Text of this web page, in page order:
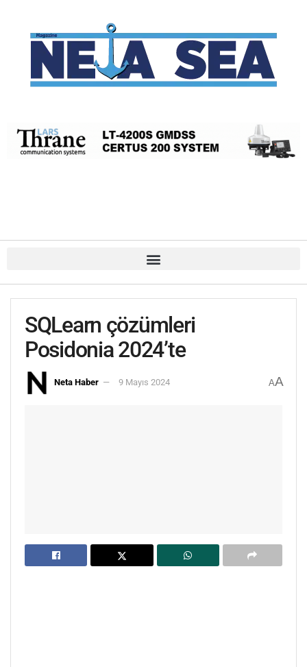
SQLearn çözümleri
Posidonia 2024’te
Neta Haber 9 Mayıs 2024 AA